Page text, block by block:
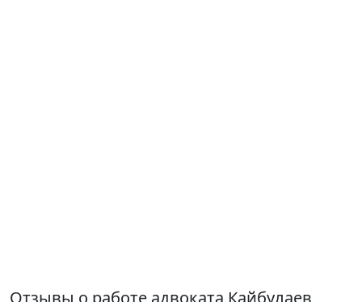
Отзывы о работе адвоката Кайбулаев